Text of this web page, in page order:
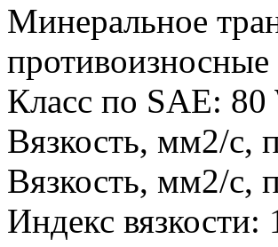
Минеральное
Класс по SAE: 80
Вязкость, мм2/с,
Вязкость, мм2/с,
Индекс вязкости: